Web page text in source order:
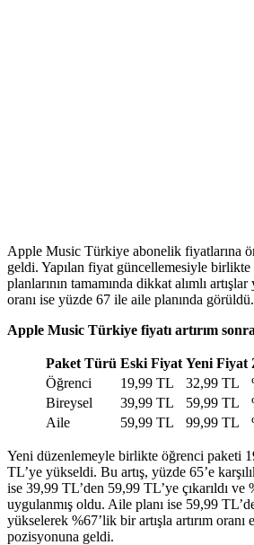
Apple Music Türkiye abonelik fiyatlarına
geldi. Yapılan fiyat güncellemesiyle
planlarının tamamında dikkat alımlı
oranı ise yüzde 67 ile aile planında görüldü.
Apple Music Türkiye fiyatı artırım
Paket Türü Eski Fiyat Yeni Fiyat
Öğrenci
19,99 TL 32,99 TL
Bireysel
39,99 TL 59,99 TL
Aile
59,99 TL 99,99 TL
Yeni düzenlemeyle birlikte öğrenci paketi
TL’ye yükseldi. Bu artış, yüzde 65’e
ise 39,99 TL’den 59,99 TL’ye çıkarıldı ve
uygulanmış oldu. Aile planı ise 59,99
yükselerek %67’lik bir artışla artırım oranı
pozisyonuna geldi.